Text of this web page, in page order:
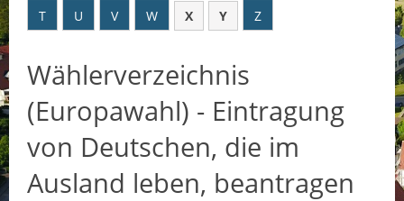
Datenschutz
Datenschutz im
Steueramt
Gebärdensprache
Geschichte und
Gegenwart
T
U V W X Y Z
Wählerverzeichnis
(Europawahl) - Eintragung
von Deutschen, die im
Ausland leben, beantragen